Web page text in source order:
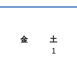
金
土
1